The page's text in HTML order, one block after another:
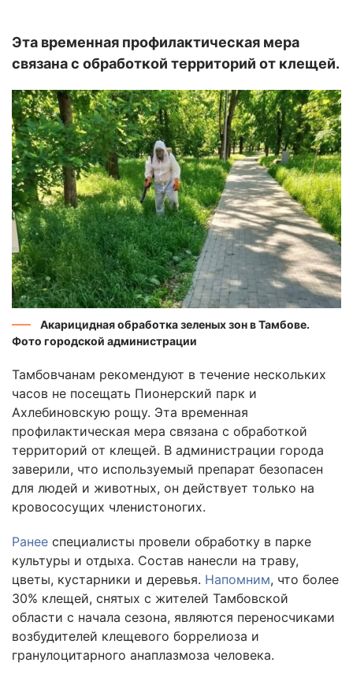
Эта временная профилактическая мера
связана с обработкой территорий от клещей.
Акарицидная обработка зеленых зон в Тамбове.
Фото городской администрации
Тамбовчанам рекомендуют в течение нескольких
часов не посещать Пионерский парк и
Ахлебиновскую рощу. Эта временная
профилактическая мера связана с обработкой
территорий от клещей. В администрации города
заверили, что используемый препарат безопасен
для людей и животных, он действует только на
кровососущих членистоногих.
Ранее специалисты провели обработку в парке
культуры и отдыха. Состав нанесли на траву,
цветы, кустарники и деревья. Напомним, что более
30% клещей, снятых с жителей Тамбовской
области с начала сезона, являются переносчиками
возбудителей клещевого боррелиоза и
гранулоцитарного анаплазмоза человека.